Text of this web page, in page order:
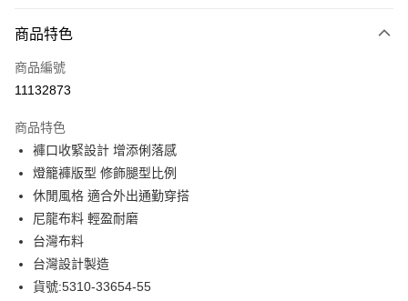
信用卡一次付款
信用卡分期付款
合作金庫商業銀行
華南商業銀行
上海商業儲蓄銀行
國泰世華商業銀行
臺灣中小企業銀行
匯豐（台灣）商業銀行
聯邦商業銀行
元大商業銀行
玉山商業銀行
LINE Pay
Apple Pay
街口支付
悠遊付
商品特色
商品編號
11132873
商品特色
褲口收緊設計 增添俐落感
燈籠褲版型 修飾腿型比例
休閒風格 適合外出通勤穿搭
尼龍布料 輕盈耐磨
台灣布料
台灣設計製造
貨號:5310-33654-55